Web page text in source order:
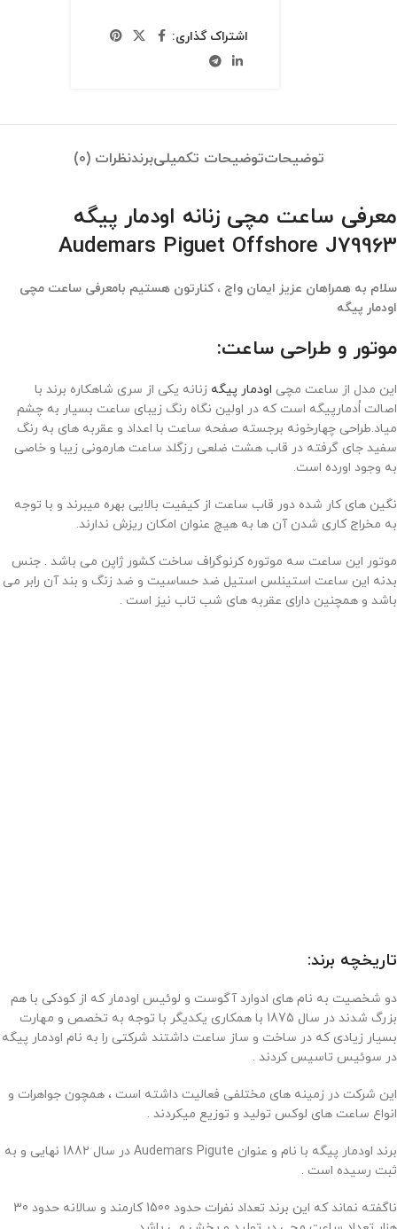
اشتراک گذاری:
توضیحاتتوضیحات تکمیلیبرندنظرات (0)
معرفی ساعت مچی زنانه اودمار پیگه
Audemars Piguet Offshore J79963
سلام به همراهان عزیز ایمان واچ ، کنارتون هستیم بامعرفی ساعت مچی
اودمار پیگه
موتور و طراحی ساعت:
این مدل از ساعت مچی اودمار پیگه زنانه یکی از سری شاهکاره برند با
اصالت اُدمارپیگه است که در اولین نگاه رنگ زیبای ساعت بسیار به چشم
میاد.طراحی چهارخونه برجسته صفحه ساعت با اعداد و عقربه های به رنگ
سفید جای گرفته در قاب هشت ضلعی رزگلد ساعت هارمونی زیبا و خاصی
به وجود اورده است.
نگین های کار شده دور قاب ساعت از کیفیت بالایی بهره میبرند و با توجه
به مخراج کاری شدن آن ها به هیچ عنوان امکان ریزش ندارند.
موتور این ساعت سه موتوره کرنوگراف ساخت کشور ژاپن می باشد . جنس
بدنه این ساعت استینلس استیل ضد حساسیت و ضد زنگ و بند آن رابر می
باشد و همچنین دارای عقربه های شب تاب نیز است .
تاریخچه برند:
دو شخصیت به نام های ادوارد آگوست و لوئیس اودمار که از کودکی با هم
بزرگ شدند در سال 1875 با همکاری یکدیگر با توجه به تخصص و مهارت
بسیار زیادی که در ساخت و ساز ساعت داشتند شرکتی را به نام اودمار پیگه
در سوئیس تاسیس کردند .
این شرکت در زمینه های مختلفی فعالیت داشته است ، همچون جواهرات و
انواع ساعت های لوکس تولید و توزیع میکردند .
برند اودمار پیگه با نام و عنوان Audemars Pigute در سال 1882 نهایی و به
ثبت رسیده است .
ناگفته نماند که این برند تعداد نفرات حدود 1500 کارمند و سالانه حدود 30